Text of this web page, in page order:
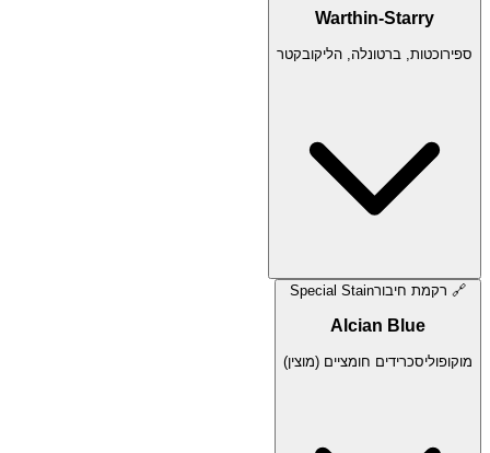
Warthin-Starry
ספירוכטות, ברטונלה, הליקובקטר
🔗 רקמת חיבורSpecial Stain
Alcian Blue
מוקופוליסכרידים חומציים (מוצין)